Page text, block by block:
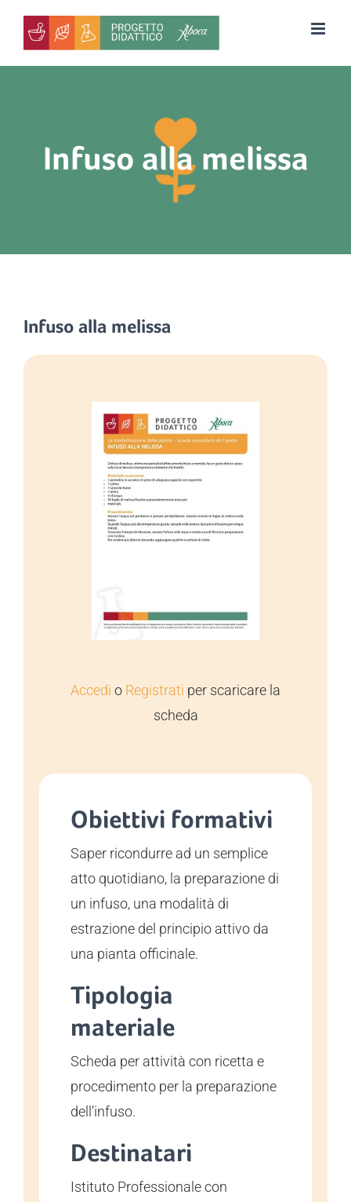
Infuso alla melissa
Infuso alla melissa
Accedi o Registrati per scaricare la
scheda
Obiettivi formativi
Saper ricondurre ad un semplice
atto quotidiano, la preparazione di
un infuso, una modalità di
estrazione del principio attivo da
una pianta officinale.
Tipologia
materiale
Scheda per attività con ricetta e
procedimento per la preparazione
dell’infuso.
Destinatari
Istituto Professionale con